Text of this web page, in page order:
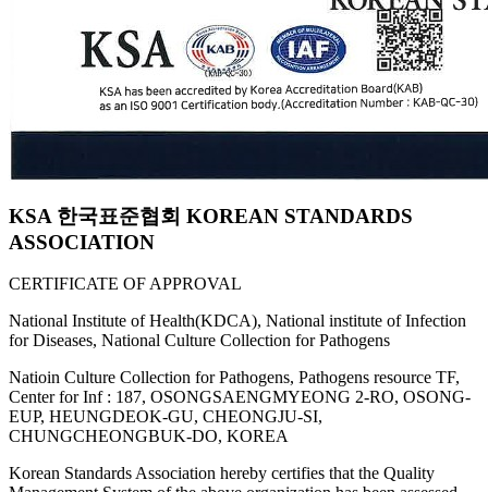
KSA 한국표준협회 KOREAN STANDARDS
ASSOCIATION
CERTIFICATE OF APPROVAL
National Institute of Health(KDCA), National institute of Infection
for Diseases, National Culture Collection for Pathogens
Natioin Culture Collection for Pathogens, Pathogens resource TF,
Center for Inf : 187, OSONGSAENGMYEONG 2-RO, OSONG-
EUP, HEUNGDEOK-GU, CHEONGJU-SI,
CHUNGCHEONGBUK-DO, KOREA
Korean Standards Association hereby certifies that the Quality